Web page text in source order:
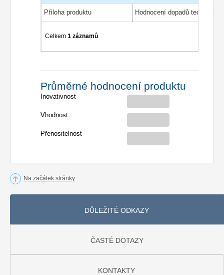
Příloha produktu
Celkem1 záznamů
Průměrné hodnocení produktu
Inovativnost
Vhodnost
Přenositelnost
Na začátek stránky
DŮLEŽITÉ ODKAZY
ČASTÉ DOTAZY
KONTAKTY